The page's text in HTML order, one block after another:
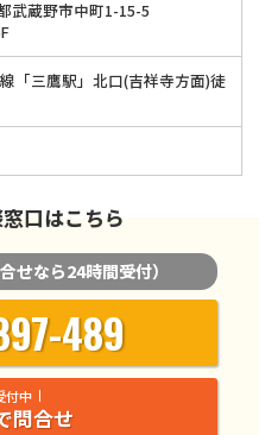
武蔵野市中町1-15-5
「三鷹駅」北口(吉祥寺方面)徒
口はこちら
せなら24時間受付）
489
付中
問合せ